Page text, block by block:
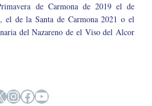
de Carmona de 2019 el de
el de la Santa de Carmona 2021 o el
del Nazareno de el Viso del Alcor
Instagram
Facebook
YouTube